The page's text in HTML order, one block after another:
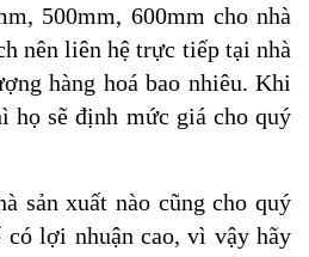
500mm, 600mm cho nhà
nên liên hệ trực tiếp tại nhà
hàng hoá bao nhiêu. Khi
họ sẽ định mức giá cho quý
sản xuất nào cũng cho quý
có lợi nhuận cao, vì vậy hãy